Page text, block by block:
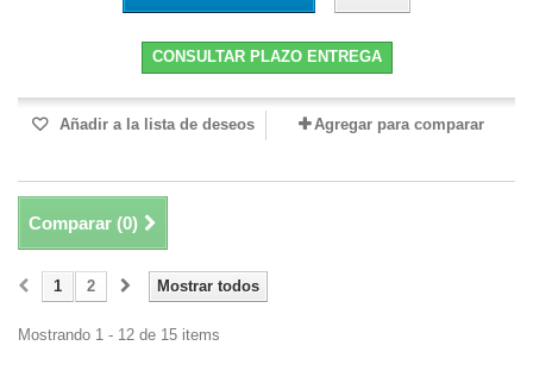
CONSULTAR PLAZO ENTREGA
Añadir a la lista de deseos Agregar para comparar
Comparar (0)
Mostrar todos
1 2
Mostrando 1 - 12 de 15 items